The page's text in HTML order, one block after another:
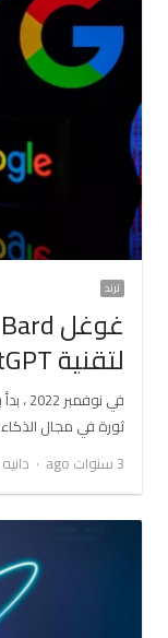
ترند
لتقنية ChatGPT
ثورة في مجال
3 سنوات ago